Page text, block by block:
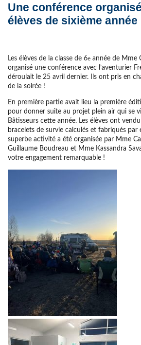
Une conférence
élèves de sixième année
Les élèves de la classe de 6eannée de Mme
organisé une conférence avec l’aventurier
déroulait le 25 avril dernier. Ils ont pris en
de la soirée !
En première partie avait lieu la première
pour donner suite au projet plein air qui se
Bâtisseurs cette année. Les élèves ont
bracelets de survie calculés et fabriqués par
superbe activité a été organisée par Mme
Guillaume Boudreau et Mme Kassandra
votre engagement remarquable !